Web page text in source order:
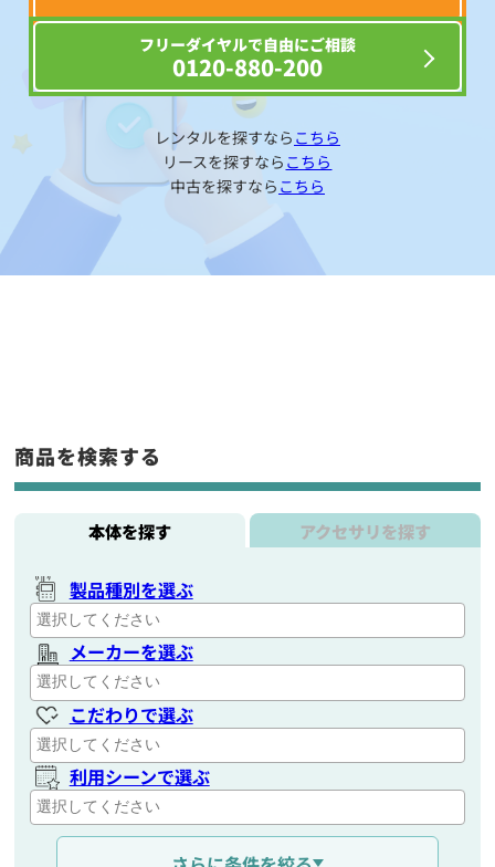
フリーダイヤルで自由にご相談
0120-880-200
レンタルを探すなら こちら
リースを探すなら こちら
中古を探すなら こちら
商品を検索する
本体を探す アクセサリを探す
製品種別を選ぶ
メーカーを選ぶ
こだわりで選ぶ
利用シーンで選ぶ
通信距離を選ぶ